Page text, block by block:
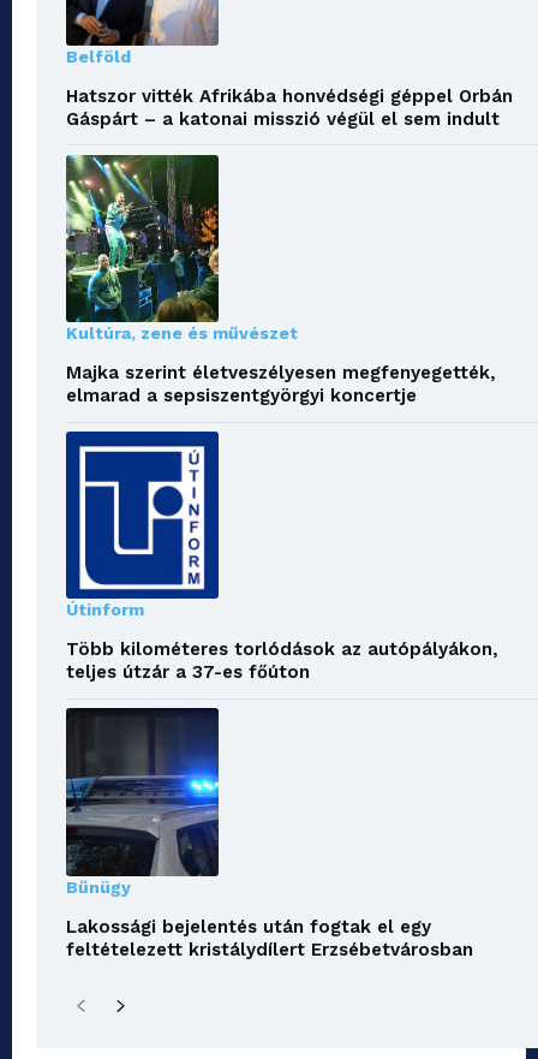
Belföld
Hatszor vitték Afrikába honvédségi géppel Orbán
Gáspárt – a katonai misszió végül el sem indult
Kultúra, zene és művészet
Majka szerint életveszélyesen megfenyegették,
elmarad a sepsiszentgyörgyi koncertje
Útinform
Több kilométeres torlódások az autópályákon,
teljes útzár a 37-es főúton
Bűnügy
Lakossági bejelentés után fogtak el egy
feltételezett kristálydílert Erzsébetvárosban